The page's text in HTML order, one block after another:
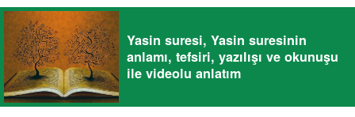
Yasin suresi, Yasin suresinin
anlamı, tefsiri, yazılışı ve okunuşu
ile videolu anlatım